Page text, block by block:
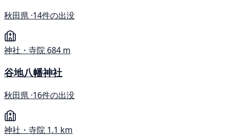
秋田県 ·14件の出没
神社・寺院 684 m
谷地八幡神社
秋田県 ·16件の出没
神社・寺院 1.1 km